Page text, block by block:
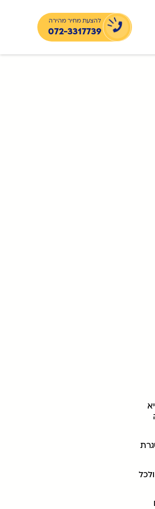
להצעת מחיר מהירה
072-3317739